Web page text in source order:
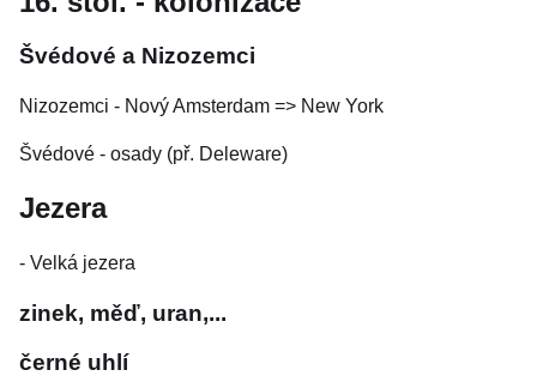
Švédové a Nizozemci
Nizozemci - Nový Amsterdam => New York
Švédové - osady (př. Deleware)
Jezera
- Velká jezera
zinek, měď, uran,...
černé uhlí